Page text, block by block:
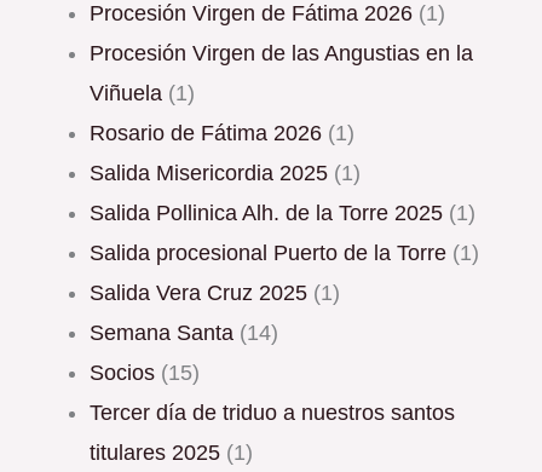
Procesión Virgen de Fátima 2026 (1)
Procesión Virgen de las Angustias en la
Viñuela (1)
Rosario de Fátima 2026 (1)
Salida Misericordia 2025 (1)
Salida Pollinica Alh. de la Torre 2025 (1)
Salida procesional Puerto de la Torre (1)
Salida Vera Cruz 2025 (1)
Semana Santa (14)
Socios (15)
Tercer día de triduo a nuestros santos
titulares 2025 (1)